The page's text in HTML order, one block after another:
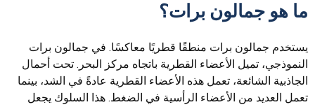
ما هو جمالون برات؟
يستخدم جمالون برات منطقًا قطريًا معاكسًا. في جمالون برات
النموذجي، تميل الأعضاء القطرية باتجاه مركز البحر. تحت أحمال
الجاذبية الشائعة، تعمل هذه الأعضاء القطرية عادةً في الشد، بينما
تعمل العديد من الأعضاء الرأسية في الضغط. هذا السلوك يجعل